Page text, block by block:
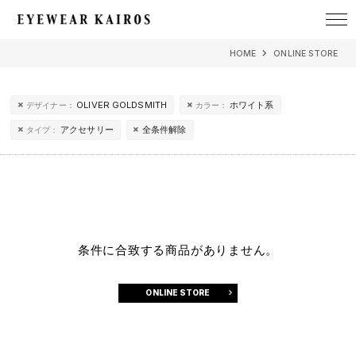
HOME ONLINE STORE
デザイナー： OLIVER GOLDSMITH カラー： ホワイト系
タイプ： アクセサリー 全条件解除
条件に合致する商品がありません。
ONLINE STORE